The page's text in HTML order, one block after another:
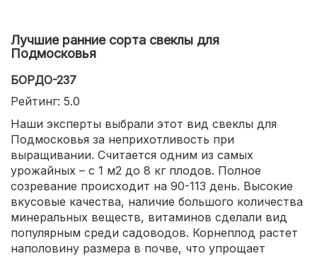
Лучшие ранние сорта свеклы для
Подмосковья
БОРДО-237
Рейтинг: 5.0
Наши эксперты выбрали этот вид свеклы для
Подмосковья за неприхотливость при
выращивании. Считается одним из самых
урожайных – с 1 м2 до 8 кг плодов. Полное
созревание происходит на 90-113 день. Высокие
вкусовые качества, наличие большого количества
минеральных веществ, витаминов сделали вид
популярным среди садоводов. Корнеплод растет
наполовину размера в почве, что упрощает